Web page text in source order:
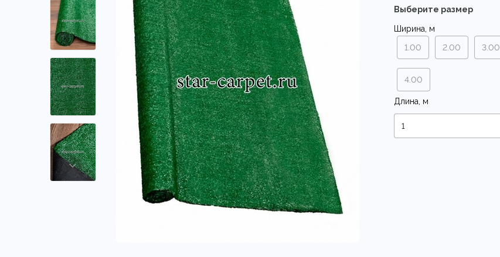
Выберите размер
Ширина, м
1.00
2.00 3.00
4.00
Длина, м